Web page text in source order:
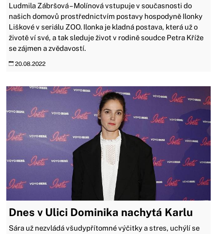
Ludmila Zábršová – Molínová vstupuje v současnosti do
našich domovů prostřednictvím postavy hospodyně Ilonky
Liškové v seriálu ZOO. Ilonka je kladná postava, která už o
životě ví své, a tak sleduje život v rodině soudce Petra Kříže
se zájmen a zvědavostí.
20.08.2022
Dnes v Ulici Dominika nachytá Karlu
Sára už nezvládá všudypřítomné výčitky a stres, uchýlí se